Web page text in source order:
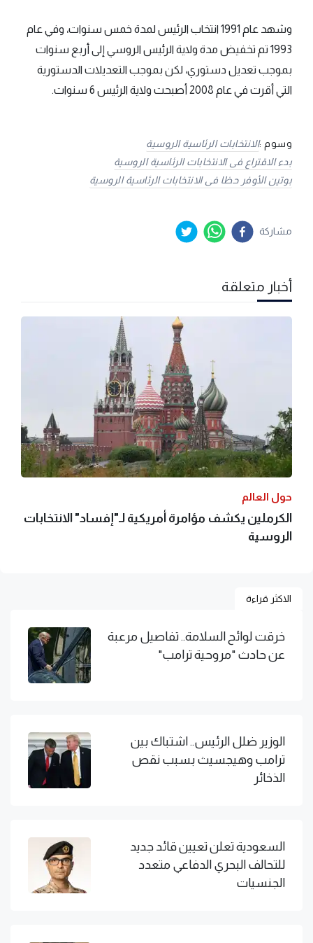
وشهد عام 1991 انتخاب الرئيس لمدة خمس سنوات، وفي عام
1993 تم تخفيض مدة ولاية الرئيس الروسي إلى أربع سنوات
بموجب تعديل دستوري، لكن بموجب التعديلات الدستورية
التي أقرت في عام 2008 أصبحت ولاية الرئيس 6 سنوات.
وسوم :الانتخابات الرئاسية الروسية
بدء الاقتراع فى الانتخابات الرئاسية الروسية
بوتين الأوفر حظا فى الانتخابات الرئاسية الروسية
مشاركة
أخبار متعلقة
حول العالم
الكرملين يكشف مؤامرة أمريكية لـ"إفساد" الانتخابات
الروسية
الاكثر قراءة
خرقت لوائح السلامة.. تفاصيل مرعبة
عن حادث "مروحية ترامب"
الوزير ضلل الرئيس.. اشتباك بين
ترامب وهيجسيث بسبب نقص
الذخائر
السعودية تعلن تعيين قائد جديد
للتحالف البحري الدفاعي متعدد
الجنسيات